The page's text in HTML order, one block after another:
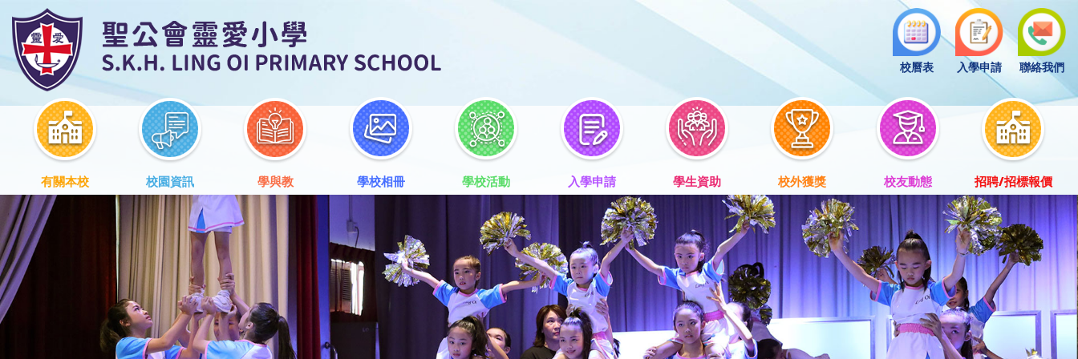
校曆表 入學申請 聯絡我們
有關本校 校園資訊 學與教 學校相冊 學校活動 入學申請 學生資助 校外獲獎 校友動態 招聘/招標報價